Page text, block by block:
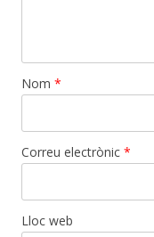
Nom *
Correu electrònic *
Lloc web